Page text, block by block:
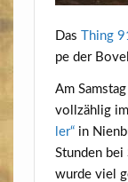
Das Thing
pe der
Am
voll­zäh­lig
ler“in
Stun­den bei
wur­de viel